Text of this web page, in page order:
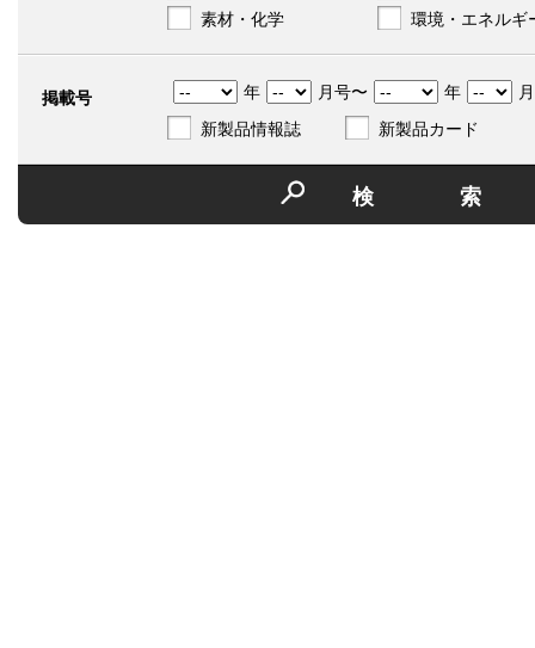
素材・化学
環境・エネルギ
掲載号 年 月号〜 年
新製品情報誌
新製品カード
検